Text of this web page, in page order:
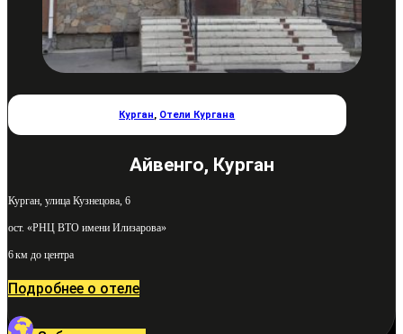
Курган, Отели Кургана
Айвенго, Курган
Курган, улица Кузнецова, 6
ост. «РНЦ ВТО имени Илизарова»
6 км до центра
Подробнее о отеле